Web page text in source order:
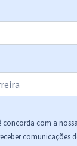
concorda com a nossa
comunicações